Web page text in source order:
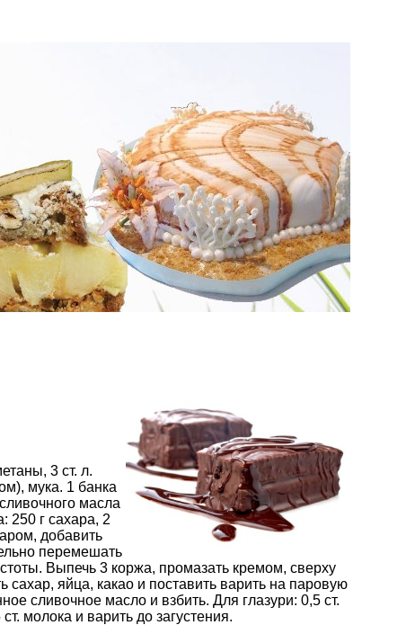
3 ст. л.
мука. 1 банка
масла
250 г сахара, 2
добавить
перемешать
Выпечь 3 коржа, промазать кремом, сверху
яйца, какао и поставить варить на паровую
сливочное масло и взбить. Для глазури: 0,5 ст.
молока и варить до загустения.